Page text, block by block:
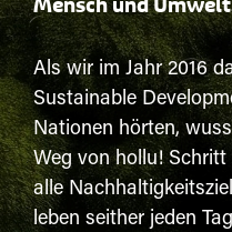
Mensch und
Als wir im Jahr 2016
Sustainable
Nationen hörten,
Weg von hollu!
alle
leben seither jeden